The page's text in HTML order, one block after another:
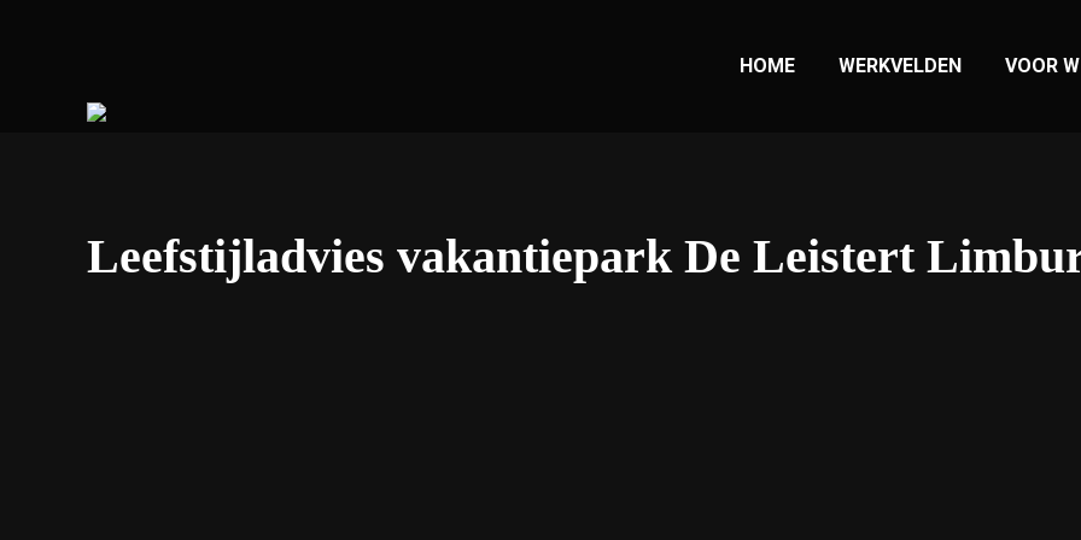
HOME WERKVELDEN VOOR
Leefstijladvies vakantiepark De Leistert